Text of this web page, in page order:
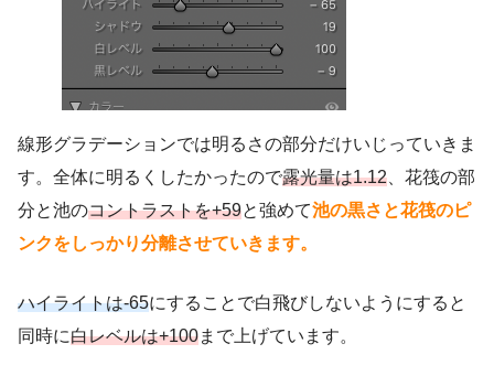
線形グラデーションでは明るさの部分だけいじっていきま
す。全体に明るくしたかったので露光量は1.12 、花筏の部
分と池のコントラストを+59と強めて池の黒さと花筏のピ
ンクをしっかり分離させていきます。
ハイライトは-65にすることで白飛びしないようにすると
同時に白レベルは+100まで上げています。